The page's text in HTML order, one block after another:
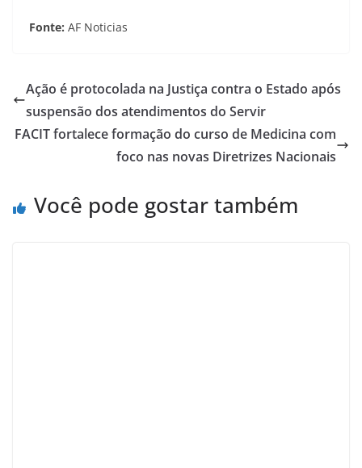
Fonte: AF Noticias
Ação é protocolada na Justiça contra o Estado após
suspensão dos atendimentos do Servir
FACIT fortalece formação do curso de Medicina com
foco nas novas Diretrizes Nacionais
Você pode gostar também